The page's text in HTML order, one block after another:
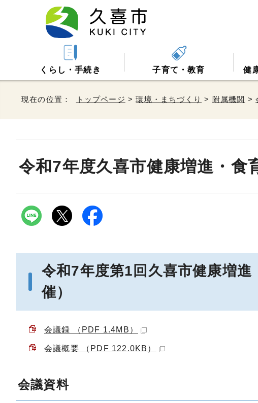
くらし・手続き 子育て・教育 健
現在の位置： トップページ >環境・まちづくり > 附属機関 >
令和7年度久喜市健康増進・食
令和7年度第1回久喜市健康増
催）
会議録 （PDF 1.4MB）
会議概要 （PDF 122.0KB）
会議資料